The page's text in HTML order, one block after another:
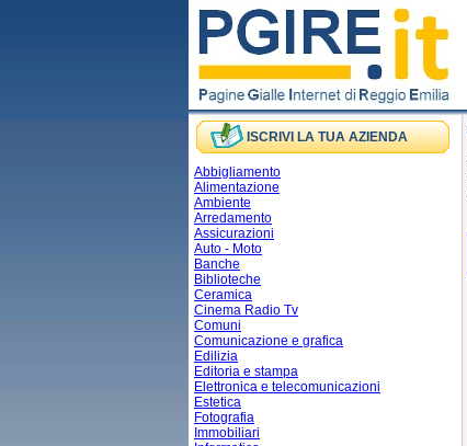
ISCRIVI LA TUA AZIENDA
Abbigliamento
Alimentazione
Ambiente
Arredamento
Assicurazioni
Auto - Moto
Banche
Biblioteche
Ceramica
Cinema Radio Tv
Comuni
Comunicazione e grafica
Edilizia
Editoria e stampa
Elettronica e telecomunicazioni
Estetica
Fotografia
Immobiliari